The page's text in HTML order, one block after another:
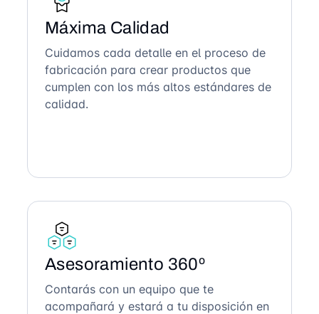
Máxima Calidad
Cuidamos cada detalle en el proceso de
fabricación para crear productos que
cumplen con los más altos estándares de
calidad.
Asesoramiento 360º
Contarás con un equipo que te
acompañará y estará a tu disposición en